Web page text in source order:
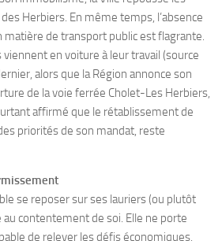
Herbiers. En même temps, l’absence
matière de transport public est flagrante.
viennent en voiture à leur travail (source
alors que la Région annonce son
de la voie ferrée Cholet-Les Herbiers,
affirmé que le rétablissement de
priorités de son mandat, reste
se reposer sur ses lauriers (ou plutôt
contentement de soi. Elle ne porte
de relever les défis économiques,